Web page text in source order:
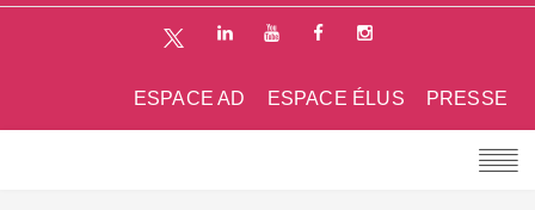
PRESSE
ESPACE ÉLUS
ESPACE AD